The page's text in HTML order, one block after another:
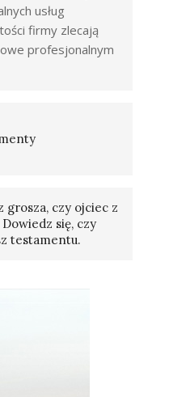
usług
firmy zlecają
profesjonalnym
grosza, czy ojciec z
się, czy
testamentu.